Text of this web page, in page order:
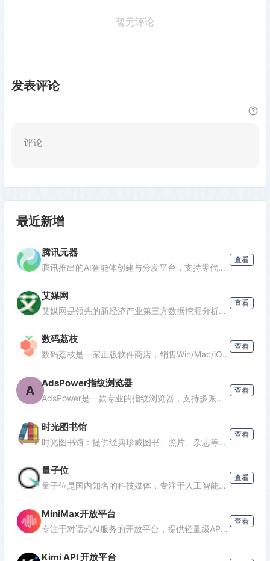
暂无评论
发表评论
评论
最近新增
腾讯元器
腾讯推出的AI智能体创建与分发平台，支持零代码开发专属AI聊天机器人，深度集成腾讯生态能力，可分发至微信等渠道。
查看
艾媒网
艾媒网是领先的新经济产业第三方数据挖掘分析机构，提供行业报告、消费洞察和商业趋势数据，覆盖AI、电商、汽车等多个领域。
查看
数码荔枝
数码荔枝是一家正版软件商店，销售Win/Mac/iOS/Android平台的影音、办公、设计等软件，并提供使用教程和会员优惠。
查看
A AdsPower指纹浏览器
AdsPower是一款专业的指纹浏览器，支持多账号防关联管理，适用于跨境电商、广告投放、社媒营销等场景，提供独立浏览器环境，降低封号风险。
查看
时光图书馆
时光图书馆：提供经典珍藏图书、照片、杂志等文化资源的数字平台。
查看
量子位
量子位是国内知名的科技媒体，专注于人工智能领域，提供最新AI资讯、行业分析和深度报道，是了解AI发展的重要窗口。
查看
MiniMax开放平台
专注于对话式AI服务的开放平台，提供轻量级API接口，支持多轮对话、文本生成等功能，适合需要快速集成对话能力的开发者。
查看
Kimi API 开放平台